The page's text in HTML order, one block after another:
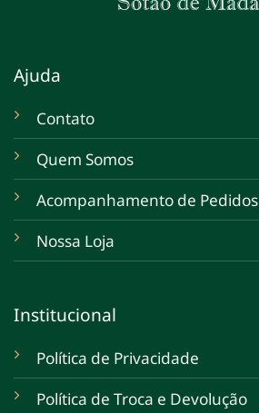
Ajuda
Contato
Quem Somos
Acompanhamento de Pedidos
Nossa Loja
Institucional
Política de Privacidade
Política de Troca e Devolução